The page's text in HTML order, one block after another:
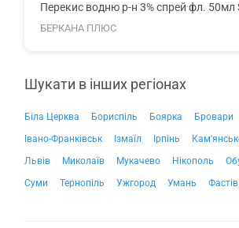
Перекис водню р-н 3% спрей фл. 50мл
БЕРКАНА ПЛЮС
Шукати в інших регіонах
Біла Церква Бориспіль Боярка Бровари
Івано-Франківськ
Ізмаїл Ірпінь
Львів
Миколаїв Мукачево Нікополь
Суми
Тернопіль Ужгород Умань Фастів